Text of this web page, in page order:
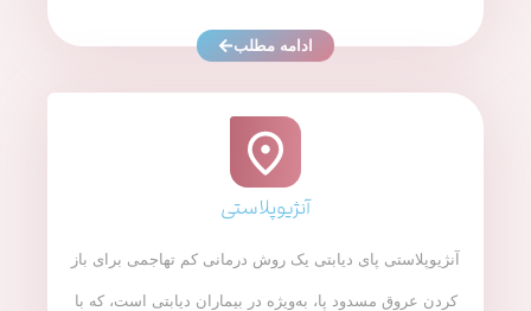
ادامه مطلب
آنژیوپلاستی
آنژیوپلاستی پای دیابتی یک روش درمانی کم‌ تهاجمی برای باز
کردن عروق مسدود پا، به‌ویژه در بیماران دیابتی است، که با